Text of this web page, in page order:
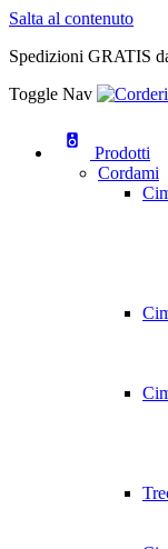
Salta al contenuto
Spedizioni GRATIS
Toggle Nav
Prodotti
Cordami